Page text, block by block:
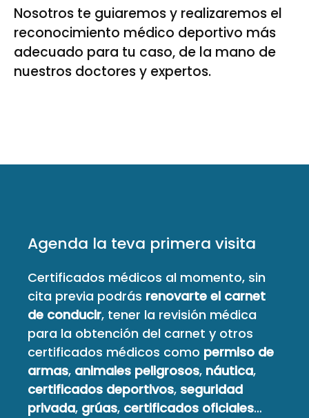
Nosotros te guiaremos y realizaremos el
reconocimiento médico deportivo más
adecuado para tu caso, de la mano de
nuestros doctores y expertos.
Agenda la teva primera visita
Certificados médicos al momento, sin
cita previa podrás renovarte el carnet
de conducir, tener la revisión médica
para la obtención del carnet y otros
certificados médicos como permiso de
armas, animales peligrosos, náutica,
certificados deportivos, seguridad
privada, grúas, certificados oficiales…